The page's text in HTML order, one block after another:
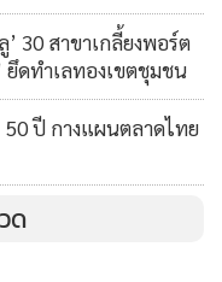
30 สาขาเกลี้ยงพอร์ต
ดทำเลทองเขตชุมชน
ปี กางแผนตลาดไทย
ด